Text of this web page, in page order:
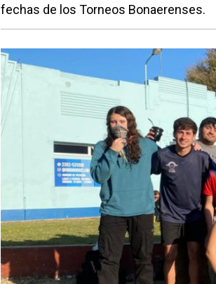
fechas de los Torneos Bonaerenses.